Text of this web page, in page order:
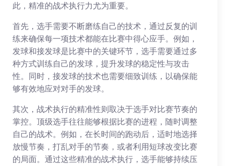
此，精准的战术执行力尤为重要。
首先，选手需要不断磨练自己的技术，通过反复的训
练来确保每一项技术都能在比赛中得心应手。例如，
发球和接发球是比赛中的关键环节，选手需要通过多
种方式训练自己的发球，提升发球的稳定性与攻击
性。同时，接发球的技术也需要细致训练，以确保能
够有效地应对对手的发球。
其次，战术执行的精准性则取决于选手对比赛节奏的
掌控。顶级选手往往能够根据比赛的进程，随时调整
自己的战术。例如，在长时间的跑动后，适时地选择
放慢节奏，打乱对手的节奏，或者利用短球改变比赛
的局面。通过这些精准的战术执行，选手能够持续压